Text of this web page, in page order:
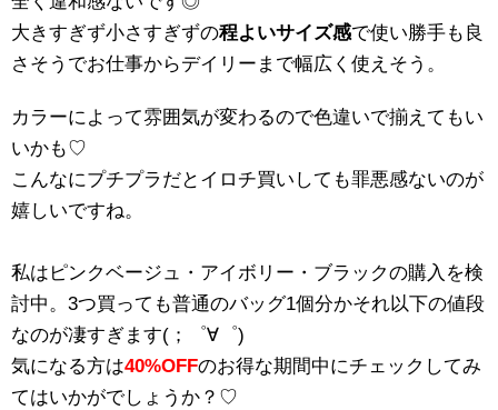
大きすぎず小さすぎずの程よいサイズ感で使い勝手も良
さそうでお仕事からデイリーまで幅広く使えそう。
カラーによって雰囲気が変わるので色違いで揃えてもい
いかも♡
こんなにプチプラだとイロチ買いしても罪悪感ないのが
嬉しいですね。
私はピンクベージュ・アイボリー・ブラックの購入を検
討中。3つ買っても普通のバッグ1個分かそれ以下の値段
なのが凄すぎます(；゜∀゜)
気になる方は40%OFFのお得な期間中にチェックしてみ
てはいかがでしょうか？♡